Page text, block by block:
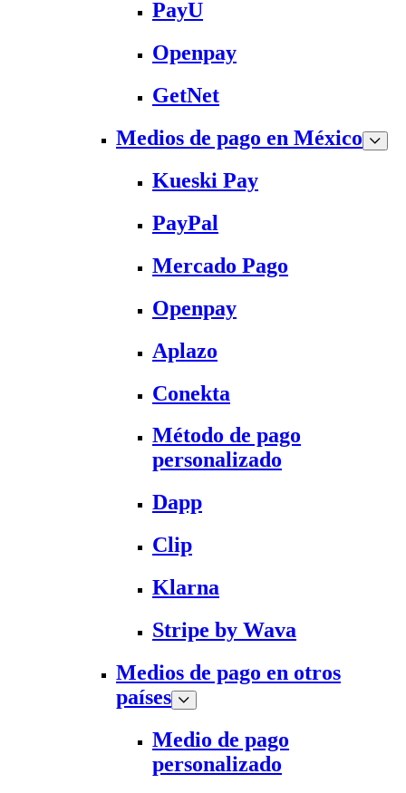
PayU
Openpay
GetNet
Medios de pago en México
Kueski Pay
PayPal
Mercado Pago
Openpay
Aplazo
Conekta
Método de pago
personalizado
Dapp
Clip
Klarna
Stripe by Wava
Medios de pago en otros
países
Medio de pago
personalizado